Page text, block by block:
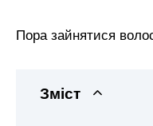
Пора зайнятися
Зміст